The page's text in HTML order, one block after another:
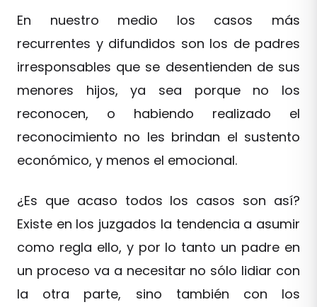
En nuestro medio los casos más
recurrentes y difundidos son los de padres
irresponsables que se desentienden de sus
menores hijos, ya sea porque no los
reconocen, o habiendo realizado el
reconocimiento no les brindan el sustento
económico, y menos el emocional.
¿Es que acaso todos los casos son así?
Existe en los juzgados la tendencia a asumir
como regla ello, y por lo tanto un padre en
un proceso va a necesitar no sólo lidiar con
la otra parte, sino también con los